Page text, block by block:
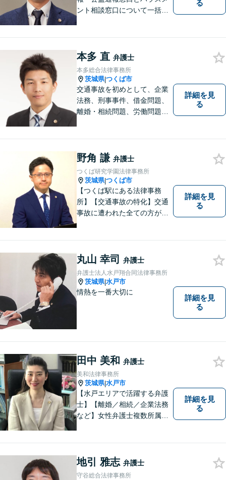
ント相談窓口について一括対
る
本多 直 弁護士
本多総合法律事務所
茨城県|つくば市
交通事故を初めとして、企業
法務、刑事事件、借金問題、
離婚・相続問題、労働問題そ
実・迅速・丁寧な事件処理を
心掛けています。
詳細を見
る
野角 謙 弁護士
つくば研究学園法律事務所
茨城県|つくば市
【つくば駅にある法律事務
所】【交通事故の特化】交通
事故に遭われた全ての方が適
ニケーションを大切にし、最
善の解決へと導きます。
詳細を見
る
丸山 幸司 弁護士
弁護士法人水戸翔合同法律事務所
茨城県|水戸市
情熱を一番大切に
詳細を見
る
田中 美和 弁護士
美和法律事務所
茨城県|水戸市
【水戸エリアで活躍する弁護
士】【離婚／相続／企業法務
など】女性弁護士複数所属／
いたします。お困りごとがあ
ればお気軽にご相談くださ
詳細を見
る
地引 雅志 弁護士
守谷総合法律事務所